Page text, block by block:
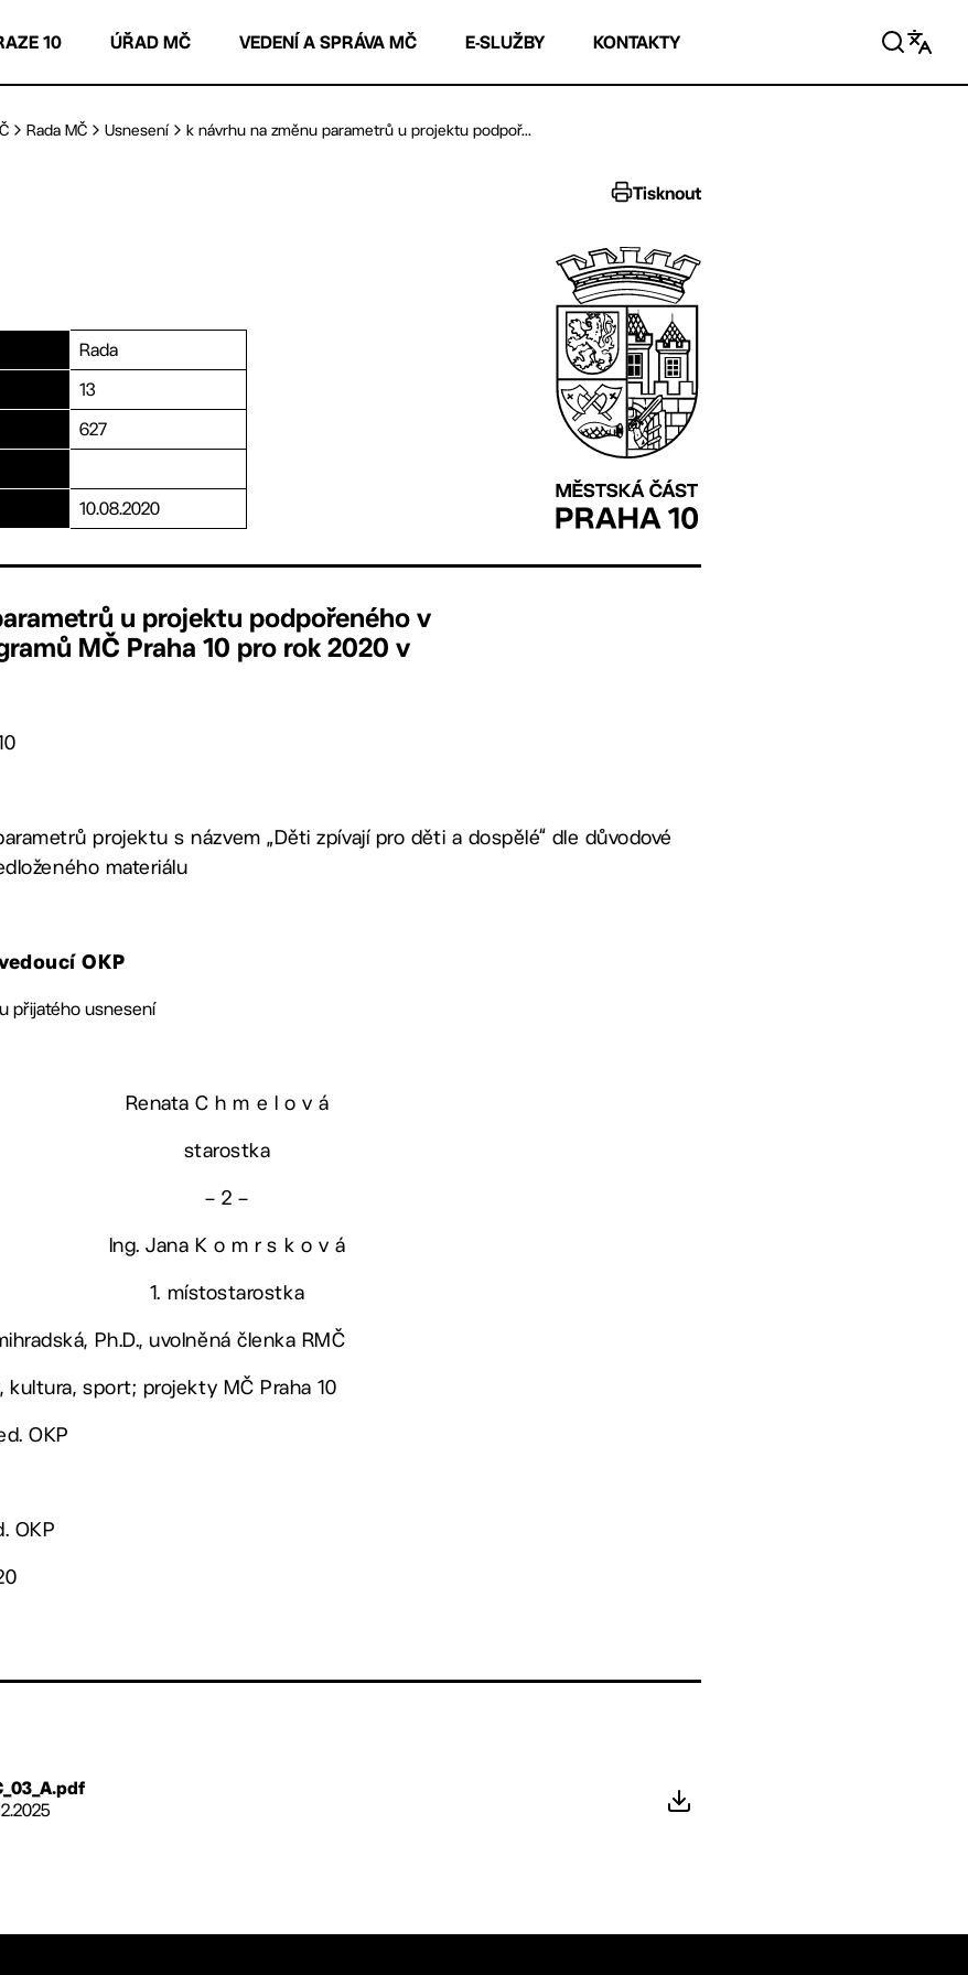
10 ÚŘAD MČ VEDENÍ A SPRÁVA MČ E-SLUŽBY KONTAKTY
Rada MČ Usnesení k návrhu na změnu parametrů u projektu podpoř...
Tisknout
Rada
13
627
10.08.2020
u projektu podpořeného v
MČ Praha 10 pro rok 2020 v
projektu s názvem „Děti zpívají pro děti a dospělé“ dle důvodové
materiálu
OKP
přijatého usnesení
Renata C h m e l o v á
starostka
– 2 –
Ing. Jana K o m r s k o v á
1. místostarostka
Ph.D., uvolněná členka RMČ
sport; projekty MČ Praha 10
OKP
OKP